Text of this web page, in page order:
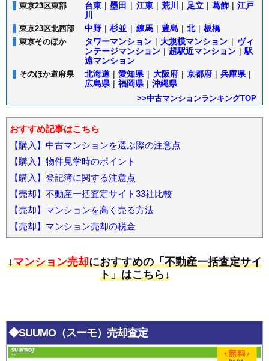
東京23区東部 台東 | 墨田 | 江東 | 荒川 | 足立 | 葛飾 | 江戸
川
東京23区北西部 中野 | 杉並 | 練馬 | 豊島 | 北 | 板橋
東京そのほか タワーマンション | 大規模マンション | ヴィ
ンテージマンション | 超駅近マンション | 駅
遠マンション
そのほか道府県 北海道 | 愛知県 | 大阪府 | 京都府 | 兵庫県 |
広島県 | 福岡県 | 沖縄県
>>中古マンションランキングTOP
おすすめ記事はこちら
【購入】中古マンションを選ぶ際の注意点
【購入】物件見学時のポイント
【購入】登記簿に関する注意点
【売却】不動産一括査定サイト33社比較
【売却】マンションを高く売る方法
【売却】マンション売却の税金
↓マンション売却におすすめの「不動産一括査定サイ
ト」はこちら↓
◆SUUMO（スーモ）売却査定